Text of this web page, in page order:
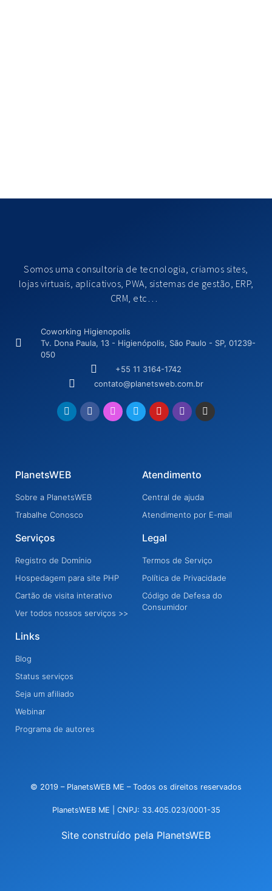
Somos uma consultoria de tecnologia, criamos sites,
lojas virtuais, aplicativos, PWA, sistemas de gestão, ERP,
CRM, etc…
Coworking Higienopolis
Tv. Dona Paula, 13 - Higienópolis, São Paulo - SP, 01239-
050
+55 11 3164-1742
contato@planetsweb.com.br
PlanetsWEB
Sobre a PlanetsWEB
Trabalhe Conosco
Serviços
Registro de Domínio
Hospedagem para site PHP
Cartão de visita interativo
Ver todos nossos serviços >>
Atendimento
Central de ajuda
Atendimento por E-mail
Legal
Termos de Serviço
Política de Privacidade
Código de Defesa do
Consumidor
Links
Blog
Status serviços
Seja um afiliado
Webinar
Programa de autores
© 2019 – PlanetsWEB ME – Todos os direitos reservados
PlanetsWEB ME | CNPJ: 33.405.023/0001-35
Site construído pela PlanetsWEB